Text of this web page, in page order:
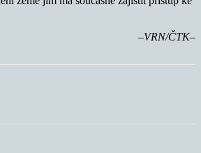
–VRN/ČTK–